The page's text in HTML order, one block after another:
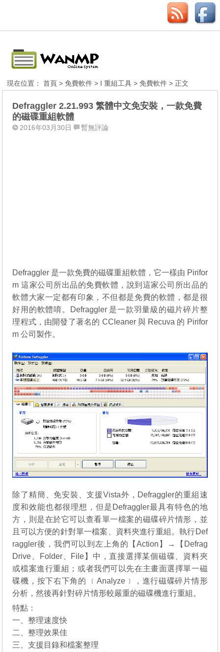
現在位置：首頁 >免費軟件 > I 重組工具 >免費軟件 > 正文
Defraggler 2.21.993 繁體中文免安裝，一款免費
的磁碟重組軟體
2016年03月30日 暫無評論
Defraggler 是一款免費的磁碟重組軟體，它一樣由 Pirifor
m 這家公司所出品的免費軟體，說到這家公司所出品的
軟體大家一定都有印象，不但都是免費的軟體，都是很
好用的軟體唷。Defraggler 是一款羽量級的磁片碎片整
理程式，由開發了著名的 CCleaner 與 Recuva 的 Pirifor
m 公司製作。
除了精簡、免安裝、支援Vista外，Defraggler的重組速
度和效能也都很理想，但是Defraggler最具有特色的地
方，則是在於它可以查看單一檔案的磁碟碎片情形，並
且可以方便的針對單一檔案、資料夾進行重組。執行Def
raggler後，我們可以到左上角的【Action】→【Defrag
Drive、Folder、File】中，直接選擇某個磁碟、資料夾
或檔案進行重組；或者我們可以先在主畫面選擇單一磁
碟機，按下右下角的 ﹝Analyze﹞，進行磁碟碎片情形
分析，然後再針對碎片情形較嚴重的磁碟機進行重組。
特點：
一、整理速度快
二、整理效果佳
三、支援目錄和檔案整理